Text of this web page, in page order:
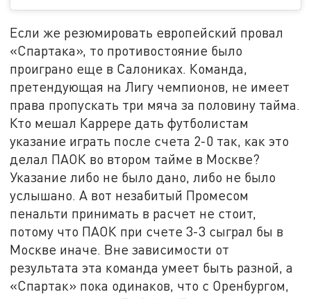
Если же резюмировать европейский провал
«Спартака», то противостояние было
проиграно еще в Салониках. Команда,
претендующая на Лигу чемпионов, не имеет
права пропускать три мяча за половину тайма.
Кто мешал Каррере дать футболистам
указание играть после счета 2-0 так, как это
делал ПАОК во втором тайме в Москве?
Указание либо не было дано, либо не было
услышано. А вот незабитый Промесом
пенальти принимать в расчет не стоит,
потому что ПАОК при счете 3-3 сыграл бы в
Москве иначе. Вне зависимости от
результата эта команда умеет быть разной, а
«Спартак» пока одинаков, что с Оренбургом,